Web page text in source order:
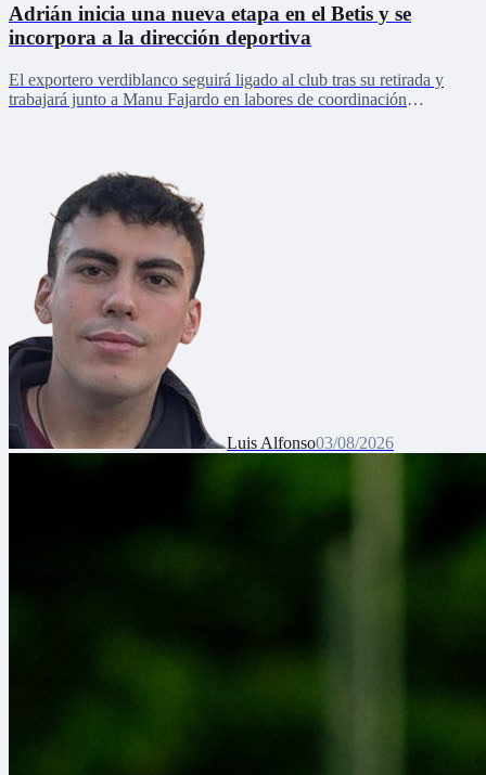
Adrián inicia una nueva etapa en el Betis y se
incorpora a la dirección deportiva
El exportero verdiblanco seguirá ligado al club tras su retirada y
trabajará junto a Manu Fajardo en labores de coordinación
Luis Alfonso03/08/2026